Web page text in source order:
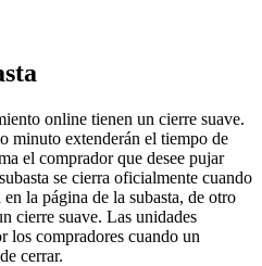
online tienen un cierre suave.
minuto extenderán el tiempo de
el comprador que desee pujar
se cierra oficialmente cuando
la página de la subasta, de otro
cierre suave. Las unidades
los compradores cuando un
cerrar.